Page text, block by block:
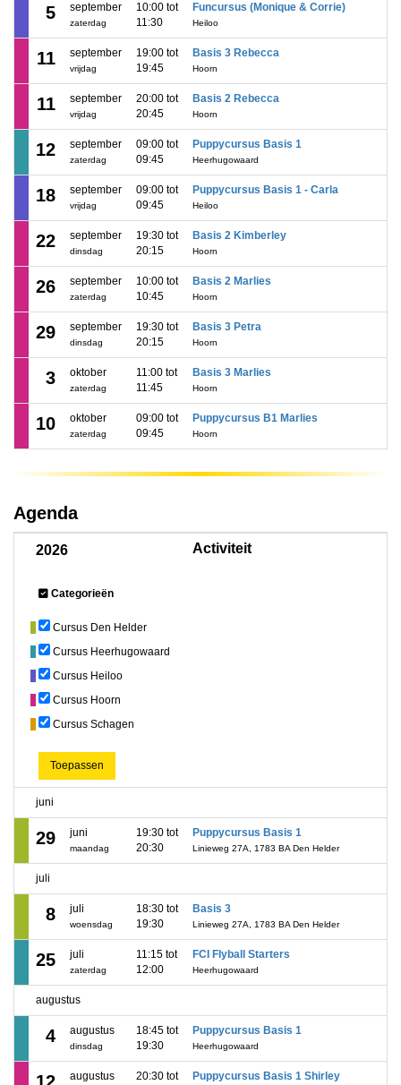
5 september
zaterdag
10:00 tot
11:30
Funcursus (Monique & Corrie)
Heiloo
11 september
vrijdag
19:00 tot
19:45
Basis 3 Rebecca
Hoorn
11 september
vrijdag
20:00 tot
20:45
Basis 2 Rebecca
Hoorn
12 september
zaterdag
09:00 tot
09:45
Puppycursus Basis 1
Heerhugowaard
18 september
vrijdag
09:00 tot
09:45
Puppycursus Basis 1 - Carla
Heiloo
22 september
dinsdag
19:30 tot
20:15
Basis 2 Kimberley
Hoorn
26 september
zaterdag
10:00 tot
10:45
Basis 2 Marlies
Hoorn
29 september
dinsdag
19:30 tot
20:15
Basis 3 Petra
Hoorn
3 oktober
zaterdag
11:00 tot
11:45
Basis 3 Marlies
Hoorn
10 oktober
zaterdag
09:00 tot
09:45
Puppycursus B1 Marlies
Hoorn
Agenda
2026 Activiteit
Categorieën
Cursus Den Helder
Cursus Heerhugowaard
Cursus Heiloo
Cursus Hoorn
Cursus Schagen
Toepassen
juni
29 juni
maandag
19:30 tot
20:30
Puppycursus Basis 1
Linieweg 27A, 1783 BA Den Helder
juli
8 juli
woensdag
18:30 tot
19:30
Basis 3
Linieweg 27A, 1783 BA Den Helder
25 juli
zaterdag
11:15 tot
12:00
FCI Flyball Starters
Heerhugowaard
augustus
4 augustus
dinsdag
18:45 tot
19:30
Puppycursus Basis 1
Heerhugowaard
augustus
20:30 tot
Puppycursus Basis 1 Shirley